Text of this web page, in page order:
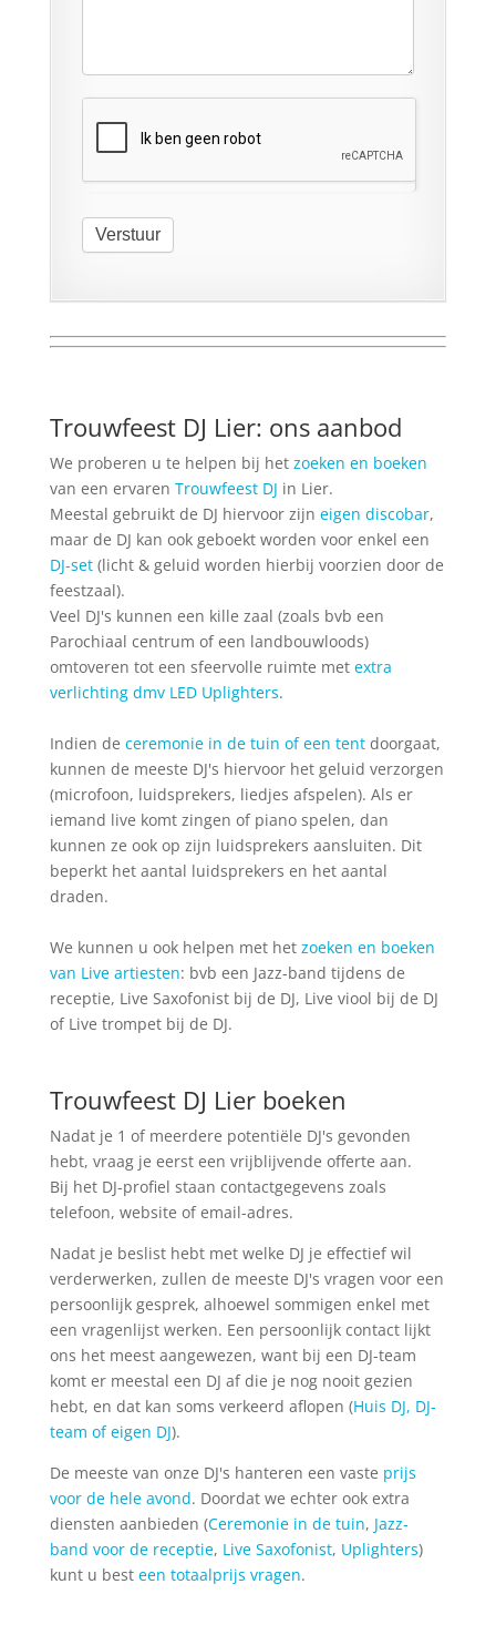
Verstuur
Trouwfeest DJ Lier: ons aanbod
We proberen u te helpen bij het zoeken en boeken
van een ervaren Trouwfeest DJ in Lier.
Meestal gebruikt de DJ hiervoor zijn eigen discobar,
maar de DJ kan ook geboekt worden voor enkel een
DJ-set (licht & geluid worden hierbij voorzien door de
feestzaal).
Veel DJ's kunnen een kille zaal (zoals bvb een
Parochiaal centrum of een landbouwloods)
omtoveren tot een sfeervolle ruimte met extra
verlichting dmv LED Uplighters.
Indien de ceremonie in de tuin of een tentdoorgaat,
kunnen de meeste DJ's hiervoor het geluid verzorgen
(microfoon, luidsprekers, liedjes afspelen). Als er
iemand live komt zingen of piano spelen, dan
kunnen ze ook op zijn luidsprekers aansluiten. Dit
beperkt het aantal luidsprekers en het aantal
draden.
We kunnen u ook helpen met het zoeken en boeken
van Live artiesten: bvb een Jazz-band tijdens de
receptie, Live Saxofonist bij de DJ, Live viool bij de DJ
of Live trompet bij de DJ.
Trouwfeest DJ Lier boeken
Nadat je 1 of meerdere potentiële DJ's gevonden
hebt, vraag je eerst een vrijblijvende offerte aan.
Bij het DJ-profiel staan contactgegevens zoals
telefoon, website of email-adres.
Nadat je beslist hebt met welke DJ je effectief wil
verderwerken, zullen de meeste DJ's vragen voor een
persoonlijk gesprek, alhoewel sommigen enkel met
een vragenlijst werken. Een persoonlijk contact lijkt
ons het meest aangewezen, want bij een DJ-team
komt er meestal een DJ af die je nog nooit gezien
hebt, en dat kan soms verkeerd aflopen (Huis DJ, DJ-
team of eigen DJ).
De meeste van onze DJ's hanteren een vaste prijs
voor de hele avond. Doordat we echter ook extra
diensten aanbieden (Ceremonie in de tuin, Jazz-
band voor de receptie, Live Saxofonist, Uplighters)
kunt u best een totaalprijs vragen.